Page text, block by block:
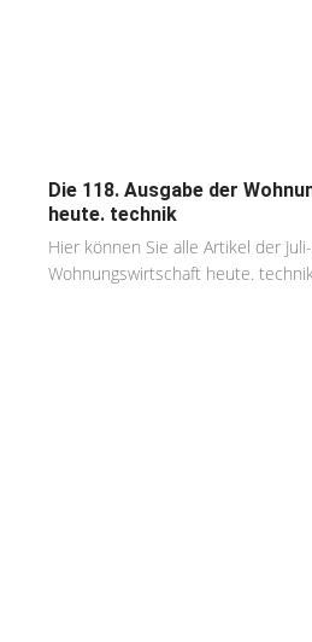
Die 118. Ausgabe der
heute. technik
Hier können Sie alle Artikel der
Wohnungswirtschaft heute.